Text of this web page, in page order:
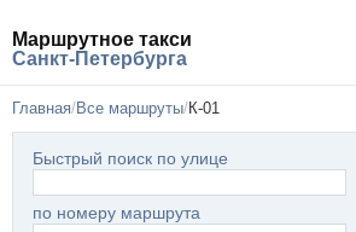
Маршрутное такси
Санкт-Петербурга
Главная Все маршруты К-01
Быстрый поиск по улице
по номеру маршрута